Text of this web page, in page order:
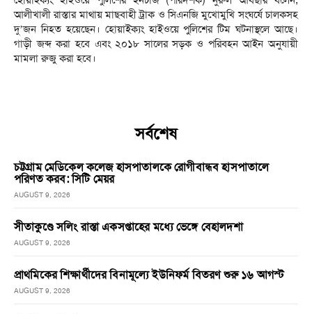
আলীখালী রাস্তার মাথায় মাছবাহী ট্রাক ও সিএনজি মুখোমুখি সংঘর্ষে চালকসহ
দু’জন নিহত হয়েছেন। হোয়াইক্যং হাইওয়ে পুলিশের টিম ঘটনাস্থলে আছে।
গাড়ী জব্দ করা হবে এবং ২০১৮ সালের সড়ক ও পরিবহন আইন অনুযায়ী
মামলা রুজু করা হবে।
সর্বশেষ
চট্টগ্রাম মেডিকেল কলেজ হাসপাতালকে রোগীবান্ধব হাসপাতালে
পরিণত করব: সিটি মেয়র
AUGUST 9, 2026
সীতাকুণ্ডে সলিং রাস্তা একসপ্তাহের মধ্যে ভেঙ্গে বেহালদশা
AUGUST 9, 2026
প্রাথমিকের শিক্ষার্থীদের বিনামূল্যে ইউনিফর্ম বিতরণ শুরু ১৬ আগস্ট
AUGUST 9, 2026